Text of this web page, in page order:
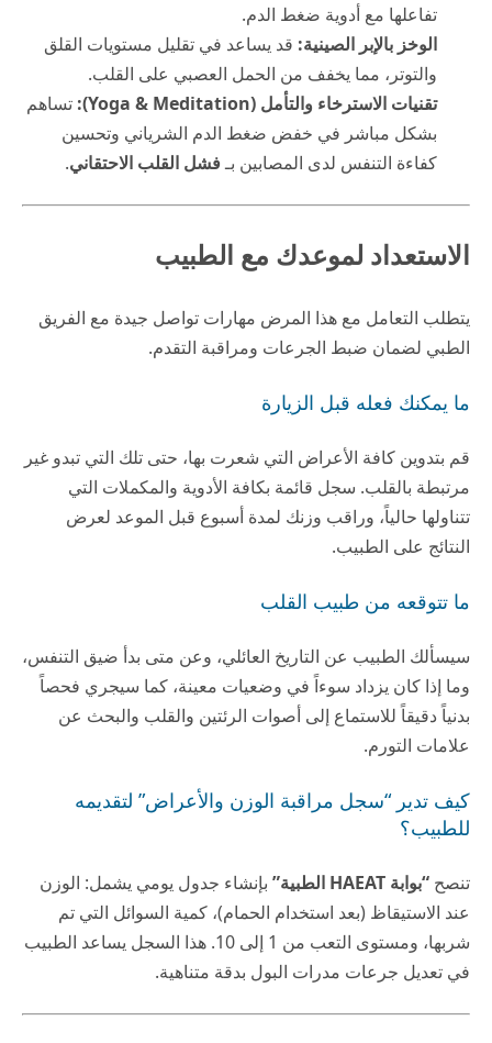
تفاعلها مع أدوية ضغط الدم.
الوخز بالإبر الصينية: قد يساعد في تقليل مستويات القلق
والتوتر، مما يخفف من الحمل العصبي على القلب.
تقنيات الاسترخاء والتأمل (Yoga & Meditation):
تساهم
بشكل مباشر في خفض ضغط الدم الشرياني وتحسين
كفاءة التنفس لدى المصابين بـفشل القلب الاحتقاني.
الاستعداد لموعدك مع الطبيب
يتطلب التعامل مع هذا المرض مهارات تواصل جيدة مع الفريق
الطبي لضمان ضبط الجرعات ومراقبة التقدم.
ما يمكنك فعله قبل الزيارة
قم بتدوين كافة الأعراض التي شعرت بها، حتى تلك التي تبدو غير
مرتبطة بالقلب. سجل قائمة بكافة الأدوية والمكملات التي
تتناولها حالياً، وراقب وزنك لمدة أسبوع قبل الموعد لعرض
النتائج على الطبيب.
ما تتوقعه من طبيب القلب
سيسألك الطبيب عن التاريخ العائلي، وعن متى بدأ ضيق التنفس،
وما إذا كان يزداد سوءاً في وضعيات معينة، كما سيجري فحصاً
بدنياً دقيقاً للاستماع إلى أصوات الرئتين والقلب والبحث عن
علامات التورم.
كيف تدير “سجل مراقبة الوزن والأعراض” لتقديمه
للطبيب؟
تنصح “بوابة HAEAT الطبية”
بإنشاء جدول يومي يشمل: الوزن
عند الاستيقاظ (بعد استخدام الحمام)، كمية السوائل التي تم
شربها، ومستوى التعب من 1 إلى 10. هذا السجل يساعد الطبيب
في تعديل جرعات مدرات البول بدقة متناهية.